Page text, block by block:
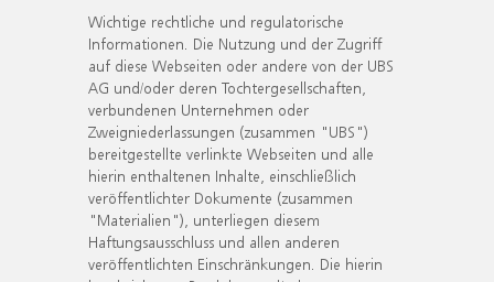
Wichtige rechtliche und regulatorische
Informationen. Die Nutzung und der Zugriff
auf diese Webseiten oder andere von der UBS
AG und/oder deren Tochtergesellschaften,
verbundenen Unternehmen oder
Zweigniederlassungen (zusammen "UBS")
bereitgestellte verlinkte Webseiten und alle
hierin enthaltenen Inhalte, einschließlich
veröffentlichter Dokumente (zusammen
"Materialien"), unterliegen diesem
Haftungsausschluss und allen anderen
veröffentlichten Einschränkungen. Die hierin